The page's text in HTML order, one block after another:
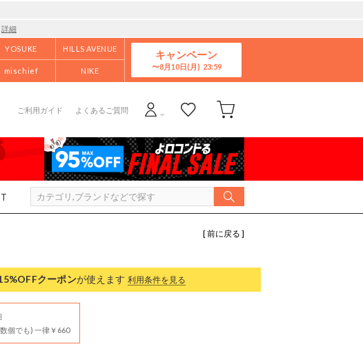
詳細
YOSUKE HILLS AVENUE
mischief NIKE
キャンペーン
8月10日(月)
ご利用ガイド よくあるご質問
[ 前に戻る ]
クーポンが使えます 利用条件を見る
個でも) 一律￥660